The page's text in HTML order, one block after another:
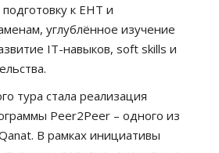
к ЕНТ и
углублённое изучение
IT-навыков, soft skills и
тура стала реализация
Peer2Peer – одного из
В рамках инициативы